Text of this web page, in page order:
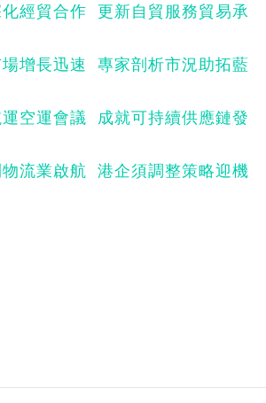
經貿合作 更新自貿服務貿易承
增長迅速 專家剖析市況助拓藍
空運會議 成就可持續供應鏈發
流業啟航 港企須調整策略迎機